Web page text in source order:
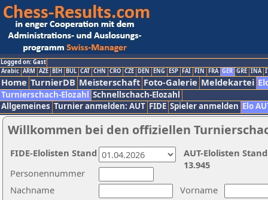
Logged on: Gast
Arabic ARM AZE BIH BUL CAT CHN CRO CZE DEN ENG ESP FAI FIN FRA GER GRE INA
Home TurnierDB Meisterschaft Foto-Galerie Meldekartei
Turnierschach-Elozahl Schnellschach-Elozahl
Allgemeines Turnier anmelden: AUT FIDE Spieler anmelden Elo
Willkommen bei den offiziellen
Nachname
Vorname
Personennummer
AUT-Elolisten
13.945
FIDE-Elolisten Stand